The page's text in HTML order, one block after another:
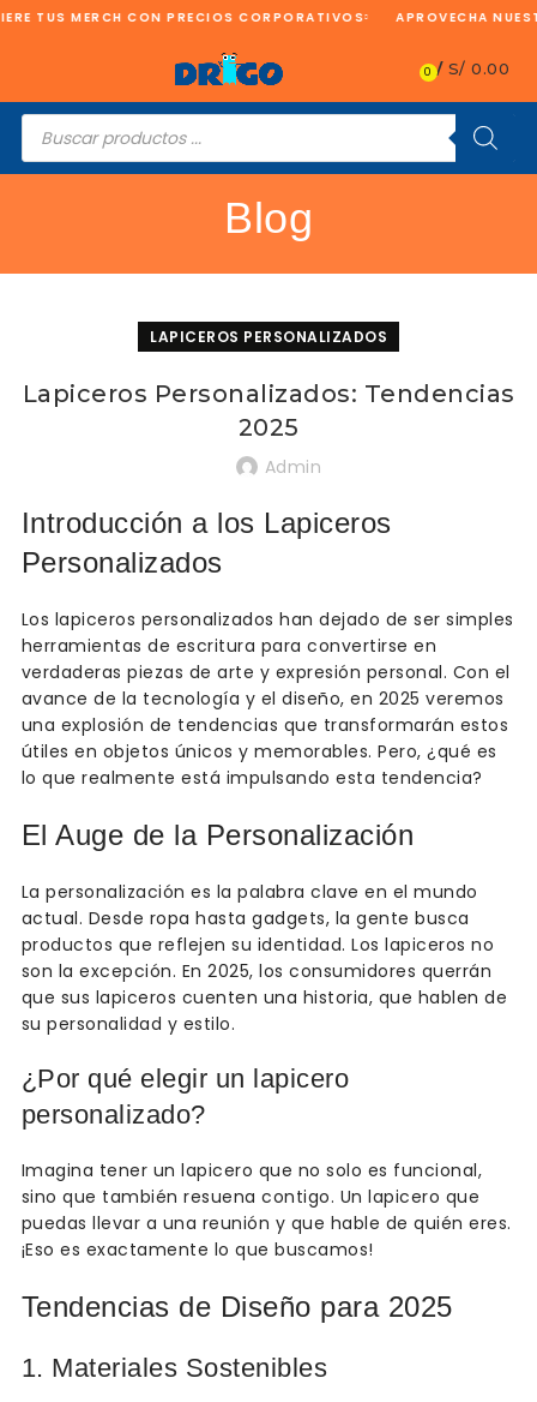
TUS MERCH CON PRECIOS CORPORATIVOS APROVECHA
0 / S/ 0.00
Búsqueda
de
productos
Blog
LAPICEROS PERSONALIZADOS
Lapiceros Personalizados: Tendencias
2025
Admin
Introducción a los Lapiceros
Personalizados
Los lapiceros personalizados han dejado de ser simples
herramientas de escritura para convertirse en
verdaderas piezas de arte y expresión personal. Con el
avance de la tecnología y el diseño, en 2025 veremos
una explosión de tendencias que transformarán estos
útiles en objetos únicos y memorables. Pero, ¿qué es
lo que realmente está impulsando esta tendencia?
El Auge de la Personalización
La personalización es la palabra clave en el mundo
actual. Desde ropa hasta gadgets, la gente busca
productos que reflejen su identidad. Los lapiceros no
son la excepción. En 2025, los consumidores querrán
que sus lapiceros cuenten una historia, que hablen de
su personalidad y estilo.
¿Por qué elegir un lapicero
personalizado?
Imagina tener un lapicero que no solo es funcional,
sino que también resuena contigo. Un lapicero que
puedas llevar a una reunión y que hable de quién eres.
¡Eso es exactamente lo que buscamos!
Tendencias de Diseño para 2025
1. Materiales Sostenibles